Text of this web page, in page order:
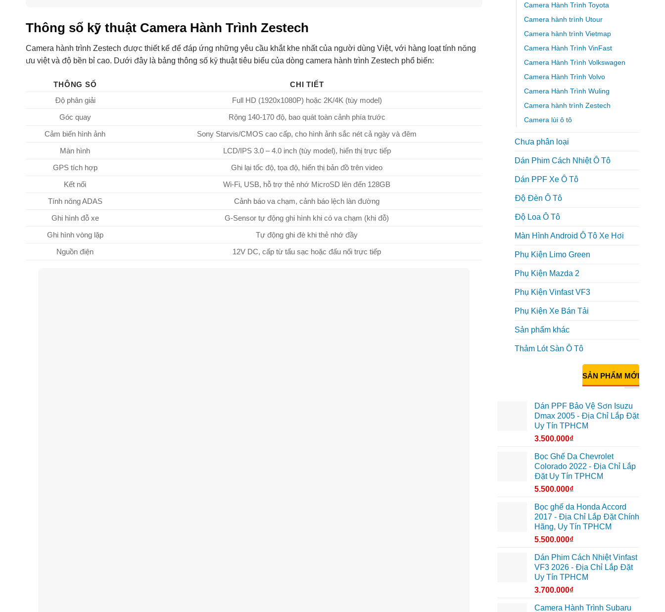
Thông số kỹ thuật Camera Hành Trình Zestech
Camera hành trình Zestech được thiết kế để đáp ứng những yêu cầu khắt khe nhất của người dùng Việt, với hàng loạt tính năng
ưu việt và độ bền bỉ cao. Dưới đây là bảng thông số kỹ thuật tiêu biểu của dòng camera hành trình Zestech phổ biến:
THÔNG SỐ
CHI TIẾT
Độ phân giải
Full HD (1920x1080P) hoặc 2K/4K (tùy model)
Góc quay
Rộng 140-170 độ, bao quát toàn cảnh phía trước
Cảm biến hình ảnh
Sony Starvis/CMOS cao cấp, cho hình ảnh sắc nét cả ngày và đêm
Màn hình
LCD/IPS 3.0 – 4.0 inch (tùy model), hiển thị trực tiếp
GPS tích hợp
Ghi lại tốc độ, tọa độ, hiển thị bản đồ trên video
Kết nối
Wi-Fi, USB, hỗ trợ thẻ nhớ MicroSD lên đến 128GB
Tính năng ADAS
Cảnh báo va chạm, cảnh báo lệch làn đường
Ghi hình đỗ xe
G-Sensor tự động ghi hình khi có va chạm (khi đỗ)
Ghi hình vòng lặp
Tự động ghi đè khi thẻ nhớ đầy
Nguồn điện
12V DC, cấp từ tẩu sạc hoặc đấu nối trực tiếp
Camera Hành Trình Toyota
Camera hành trình Utour
Camera hành trình Vietmap
Camera Hành Trình VinFast
Camera Hành Trình Volkswagen
Camera Hành Trình Volvo
Camera Hành Trình Wuling
Camera hành trình Zestech
Camera lùi ô tô
Chưa phân loại
Dán Phim Cách Nhiệt Ô Tô
Dán PPF Xe Ô Tô
Độ Đèn Ô Tô
Độ Loa Ô Tô
Màn Hình Android Ô Tô Xe Hơi
Phụ Kiện Limo Green
Phụ Kiện Mazda 2
Phụ Kiện Vinfast VF3
Phụ Kiện Xe Bán Tải
Sản phẩm khác
Thảm Lót Sàn Ô Tô
SẢN PHẨM MỚI
Dán PPF Bảo Vệ Sơn Isuzu
Dmax 2005 - Địa Chỉ Lắp Đặt
Uy Tín TPHCM
3.500.000₫
Bọc Ghế Da Chevrolet
Colorado 2022 - Địa Chỉ Lắp
Đặt Uy Tín TPHCM
5.500.000₫
Bọc ghế da Honda Accord
2017 - Địa Chỉ Lắp Đặt Chính
Hãng, Uy Tín TPHCM
5.500.000₫
Dán Phim Cách Nhiệt Vinfast
VF3 2026 - Địa Chỉ Lắp Đặt
Uy Tín TPHCM
3.700.000₫
Camera Hành Trình Subaru